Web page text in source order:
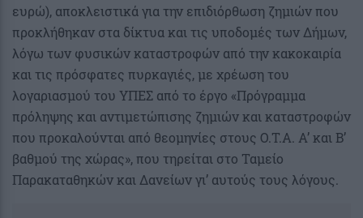
ευρώ), αποκλειστικά για την επιδιόρθωση ζημιών που
προκλήθηκαν στα δίκτυα και τις υποδομές των Δήμων,
λόγω των φυσικών καταστροφών από την κακοκαιρία
και τις πρόσφατες πυρκαγιές, με χρέωση του
λογαριασμού του ΥΠΕΣ από το έργο «Πρόγραμμα
πρόληψης και αντιμετώπισης ζημιών και καταστροφών
που προκαλούνται από θεομηνίες στους Ο.Τ.Α. Α’ και Β’
βαθμού της χώρας», που τηρείται στο Ταμείο
Παρακαταθηκών και Δανείων γι’ αυτούς τους λόγους.